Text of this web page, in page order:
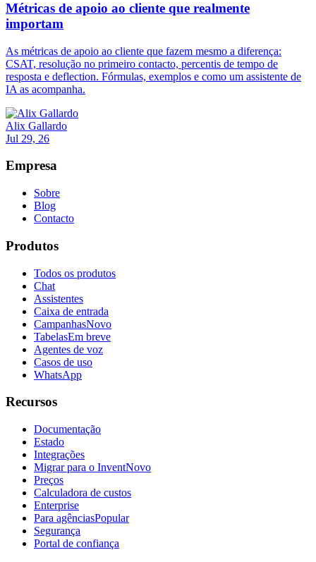
Métricas de apoio ao cliente que realmente
importam
As métricas de apoio ao cliente que fazem mesmo a diferença:
CSAT, resolução no primeiro contacto, percentis de tempo de
resposta e deflection. Fórmulas, exemplos e como um assistente de
IA as acompanha.
Alix Gallardo
Jul 29, 26
Empresa
Sobre
Blog
Contacto
Produtos
Todos os produtos
Chat
Assistentes
Caixa de entrada
CampanhasNovo
TabelasEm breve
Agentes de voz
Casos de uso
WhatsApp
Recursos
Documentação
Estado
Integrações
Migrar para o InventNovo
Preços
Calculadora de custos
Enterprise
Para agênciasPopular
Segurança
Portal de confiança